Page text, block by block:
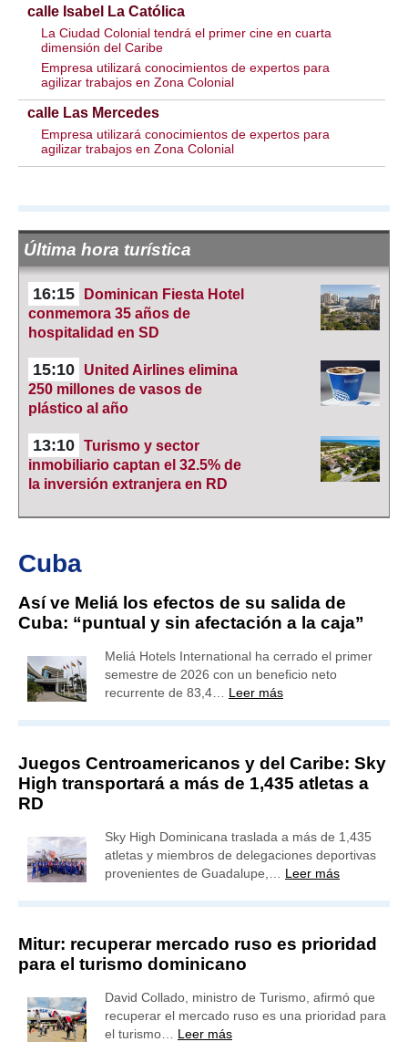
calle Isabel La Católica
La Ciudad Colonial tendrá el primer cine en cuarta
dimensión del Caribe
Empresa utilizará conocimientos de expertos para
agilizar trabajos en Zona Colonial
calle Las Mercedes
Empresa utilizará conocimientos de expertos para
agilizar trabajos en Zona Colonial
Última hora turística
16:15
Dominican Fiesta Hotel
conmemora 35 años de
hospitalidad en SD
15:10
United Airlines elimina
250 millones de vasos de
plástico al año
13:10 Turismo y sector
inmobiliario captan el 32.5% de
la inversión extranjera en RD
Cuba
Así ve Meliá los efectos de su salida de
Cuba: “puntual y sin afectación a la caja”
Meliá Hotels International ha cerrado el primer
semestre de 2026 con un beneficio neto
recurrente de 83,4… Leer más
Juegos Centroamericanos y del Caribe: Sky
High transportará a más de 1,435 atletas a
RD
Sky High Dominicana traslada a más de 1,435
atletas y miembros de delegaciones deportivas
provenientes de Guadalupe,… Leer más
Mitur: recuperar mercado ruso es prioridad
para el turismo dominicano
David Collado, ministro de Turismo, afirmó que
recuperar el mercado ruso es una prioridad para
el turismo… Leer más